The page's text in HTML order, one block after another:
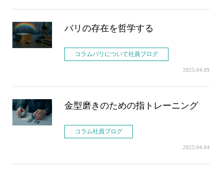
バリの存在を哲学する
コラムバリについて社員ブログ
2025.04.09
金型磨きのための指トレーニング
コラム社員ブログ
2025.04.04